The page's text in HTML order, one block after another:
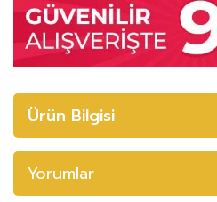
Ürün Bilgisi
Yorumlar